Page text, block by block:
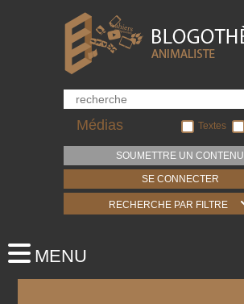
Médias Textes
SOUMETTRE UN CONTENU
SE CONNECTER
RECHERCHE PAR FILTRE